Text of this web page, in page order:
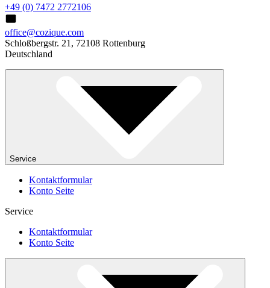
+49 (0) 7472 2772106
office@cozique.com
Schloßbergstr. 21, 72108 Rottenburg
Deutschland
Service
Kontaktformular
Konto Seite
Service
Kontaktformular
Konto Seite